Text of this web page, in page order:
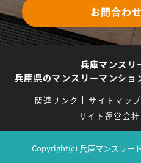
お問合わ
兵庫マンスリ
兵庫県のマンスリーマンショ
関連リンク サイトマップ
サイト運営会社
Copyright(c) 兵庫マンスリー